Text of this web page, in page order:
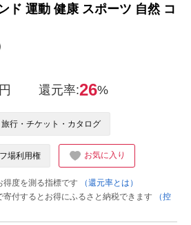
ド 運動 健康 スポーツ 自然 コ
円 還元率:26%
旅行・チケット・カタログ
場利用権 お気に入り
度を測る指標です
（還元率とは）
付するとお得にふるさと納税できます
（控